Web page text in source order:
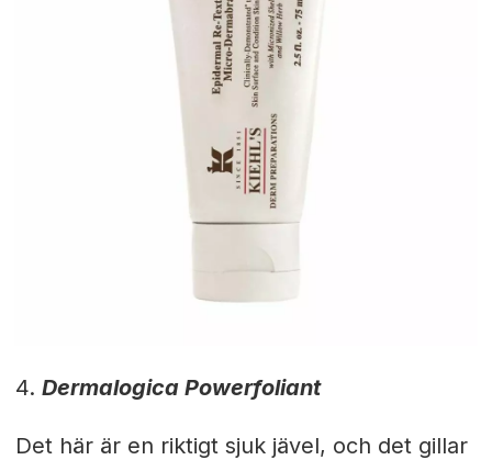
4. Dermalogica Powerfoliant
Det här är en riktigt sjuk jävel, och det gillar